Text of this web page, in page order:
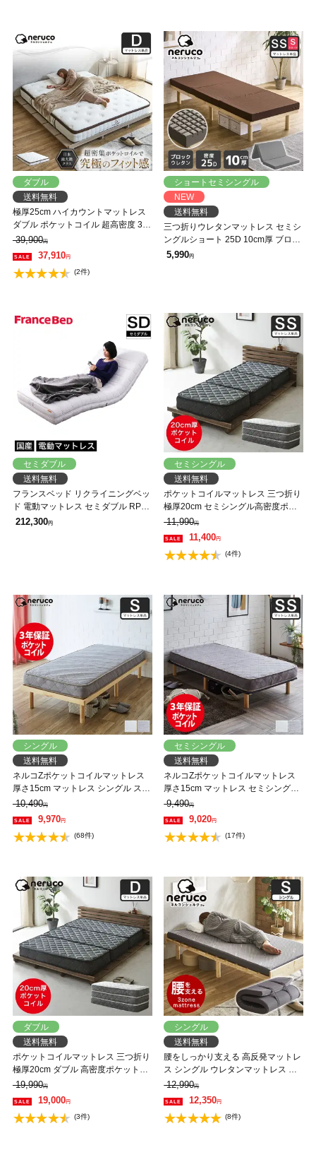
ダブル
送料無料
極厚25cm ハイカウントマットレス
ダブル ポケットコイル 超高密度 3ゾ
ーン 高反発 硬め 抗菌 防ダニ 防臭
消臭 ハイカウント コイル数2451個
マットレス
39,900円
37,910円
(2件)
ショートセミシングル
NEW
送料無料
三つ折りウレタンマットレス セミシ
ングルショート 25D 10cm厚 ブロッ
クウレタンマットレス かため 折り
5,990円
セミダブル
送料無料
フランスベッド リクライニングベッ
ド 電動マットレス セミダブル RP-
1000W ルーパームーブ 2モーター
212,300円
セミシングル
送料無料
ポケットコイルマットレス 三つ折り
極厚20cm セミシングル高密度ポケ
ットコイル 抗菌防臭 防ダニ 帝人マ
イティトップ2 圧縮ロール ソファに
なるマットレス
11,990円
11,400円
(4件)
シングル
送料無料
ネルコZポケットコイルマットレス
厚さ15cm マットレス シングル スプ
リングマットレス 硬め ハードタイ
プ ポケットコイルマット グレー ア
イボリー ベッドマットレス
10,490円
9,970円
(68件)
セミシングル
送料無料
ネルコZポケットコイルマットレス
厚さ15cm マットレス セミシングル
スプリングマットレス 硬め ハード
タイプ ポケットコイルマット グレ
ー アイボリー
9,490円
9,020円
(17件)
ダブル
送料無料
ポケットコイルマットレス 三つ折り
極厚20cm ダブル 高密度ポケットコ
イル 抗菌防臭 防ダニ 帝人マイティ
トップ2 圧縮ロール ソファになるマ
ットレス
19,990円
19,000円
(3件)
シングル
送料無料
腰をしっかり支える 高反発マットレ
ス シングル ウレタンマットレス 体
圧分散 敷布団 抗菌 防臭 洗える カバ
ー 8cm厚 通気性 3ゾーン ネルコン
シェルジュ
12,990円
12,350円
(8件)